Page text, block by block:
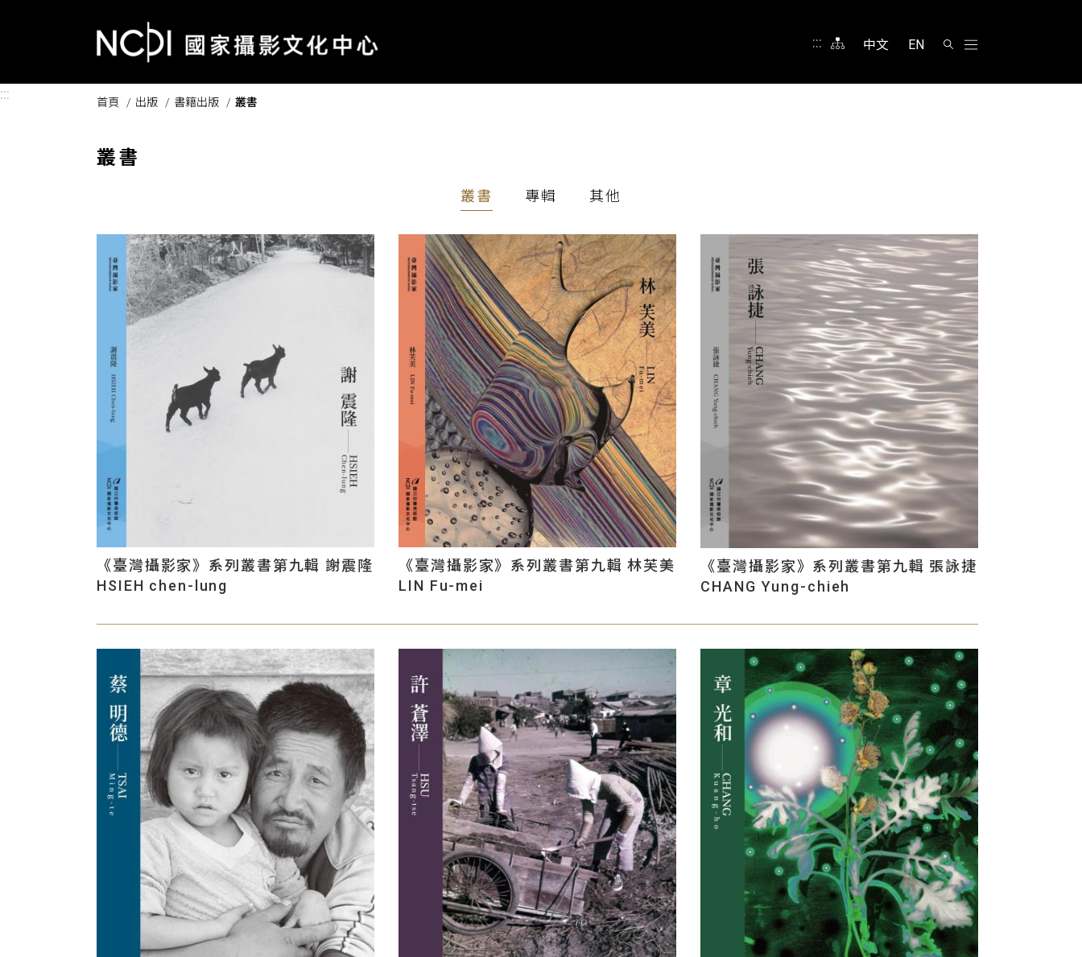
::: 中文 EN
::: 首頁 出版 書籍出版 叢書
叢書 專輯 其他
叢書
《臺灣攝影家》系列叢書第九輯 謝震隆
HSIEH chen-lung
《臺灣攝影家》系列叢書第九輯 林芙美
LIN Fu-mei
《臺灣攝影家》系列叢書第九輯 張詠捷
CHANG Yung-chieh